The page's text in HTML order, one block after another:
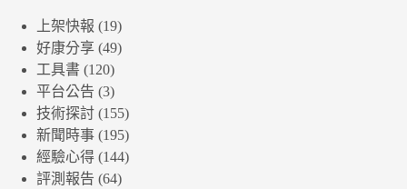
上架快報 (19)
好康分享 (49)
工具書 (120)
平台公告 (3)
技術探討 (155)
新聞時事 (195)
經驗心得 (144)
評測報告 (64)